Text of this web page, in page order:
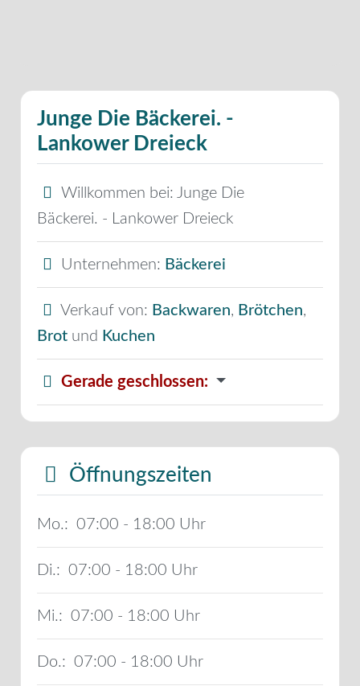
Junge Die Bäckerei. -
Lankower Dreieck
Willkommen bei: Junge Die
Bäckerei. - Lankower Dreieck
Unternehmen: Bäckerei
Verkauf von: Backwaren, Brötchen,
Brot und Kuchen
Gerade geschlossen:
Öffnungszeiten
Mo.: 07:00 - 18:00
Di.: 07:00 - 18:00
Mi.: 07:00 - 18:00
Do.: 07:00 - 18:00